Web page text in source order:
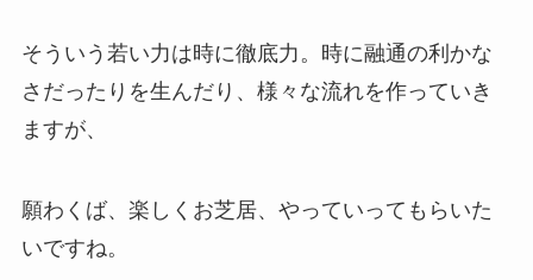
そういう若い力は時に徹底力。時に融通の利かな
さだったりを生んだり、様々な流れを作っていき
ますが、
願わくば、楽しくお芝居、やっていってもらいた
いですね。